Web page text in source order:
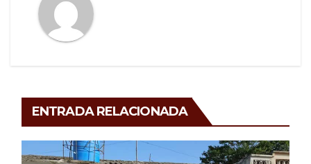
ENTRADA RELACIONADA